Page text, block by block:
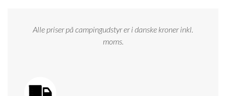
Isabella weekend- og vinterfortelte
GPS tracker til autocamper og campingvogn
Handelsbetingelser - webshop
Persondata
Alle priser på campingudstyr er i danske kroner inkl.
moms.